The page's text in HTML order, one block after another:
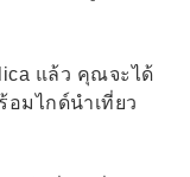
แล้ว คุณจะได้
มไกด์นำเที่ยว